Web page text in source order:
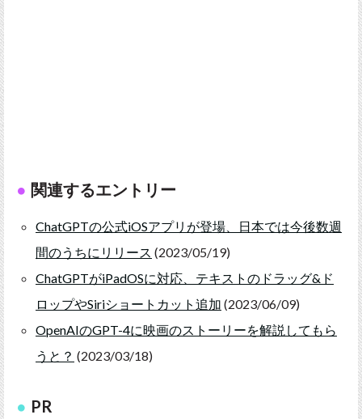
関連するエントリー
ChatGPTの公式iOSアプリが登場、日本では今後数週
間のうちにリリース (2023/05/19)
ChatGPTがiPadOSに対応、テキストのドラッグ&ド
ロップやSiriショートカット追加 (2023/06/09)
OpenAIのGPT-4に映画のストーリーを解説してもら
うと？ (2023/03/18)
PR